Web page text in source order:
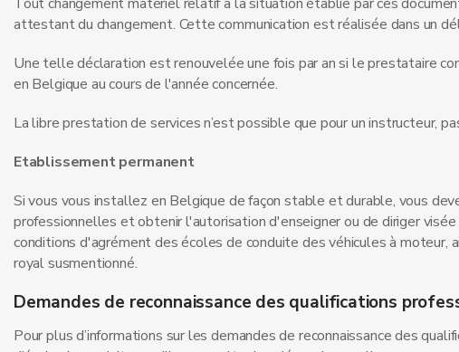
attestant du changement. Cette communication est réalisée dans un
Une telle déclaration est renouvelée une fois par an si le prestataire
en Belgique au cours de l'année concernée.
La libre prestation de services n’est possible que pour un instructeur,
Etablissement permanent
Si vous vous installez en Belgique de façon stable et durable, vous
professionnelles et obtenir l'autorisation d'enseigner ou de diriger
conditions d'agrément des écoles de conduite des véhicules à
royal susmentionné.
Demandes de reconnaissance des qualifications
Pour plus d’informations sur les demandes de reconnaissance des